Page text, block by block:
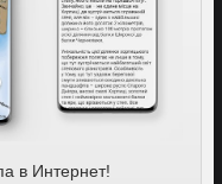
в Интернет!